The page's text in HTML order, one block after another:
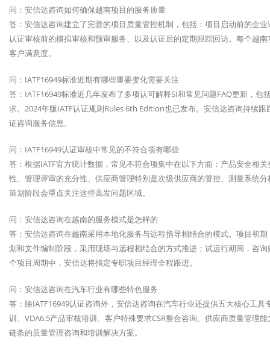
问：安信达咨询如何确保越南项目的服务质量
答：安信达咨询建立了完善的项目质量管控机制，包括：项目启动前的企
认证审核前的模拟审核和预审服务、以及认证后的定期跟踪回访。每个越
客户满意度。
问：IATF16949标准近期有哪些重要变化需要关注
答：IATF16949标准近几年发布了多项认可解释SI和常见问题FAQ更新，
求。2024年版IATF认证规则Rules 6th Edition也已发布。安信达咨询持续
证咨询服务信息。
问：IATF16949认证审核中常见的不符合项有哪些
答：根据IATF官方统计数据，常见不符合项集中在以下方面：产品安全相
性、管理评审的充分性、供应商管理特别是次级供应商的管控、测量系统
策划阶段会重点关注这些高发问题区域。
问：安信达咨询在越南的服务模式是怎样的
答：安信达咨询在越南采用本地化服务与远程指导相结合的模式。项目初
划和文件编制阶段，采用现场与远程相结合的方式推进；试运行期间，咨
个项目周期中，安信达将指定专职项目经理全程跟进。
问：安信达咨询在汽车行业有哪些特色服务
答：除IATF16949认证咨询外，安信达咨询在汽车行业还提供五大核心工具
训、VDA6.5产品审核培训、客户特殊要求CSR整合咨询、供应商质量管理
链条的质量管理咨询和培训解决方案。